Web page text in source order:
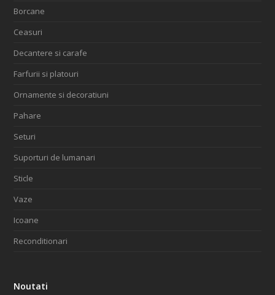
Borcane
Ceasuri
Decantere si carafe
Farfurii si platouri
Ornamente si decoratiuni
Pahare
Seturi
Suporturi de lumanari
Sticle
Vaze
Icoane
Reconditionari
Noutati